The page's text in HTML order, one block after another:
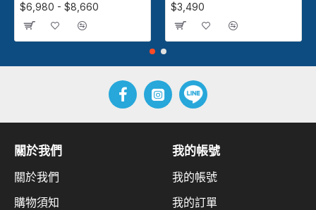
$6,980 - $8,660 $3,490
關於我們
關於我們
購物須知
我的帳號
我的帳號
我的訂單